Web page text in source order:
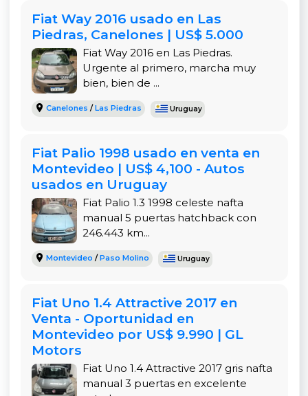
Estos elementos permiten que la Fiorino cumpla
con las normativas vigentes, brindando confianza
y tranquilidad en cada viaje.
La aliada perfecta para emprendedores y
empresas
La Fiat Fiorino se destaca por ser un vehículo
económico, confiable y pensado para el trabajo
diseño práctico la convierten en la furgoneta
perfecta para quienes buscan eficiencia y
rendimiento.
Además, su tamaño compacto la hace ideal para
ciudades como Montevideo, Maldonado o
cualquier localidad uruguaya donde la
maniobrabilidad y el espacio son clave para el día
Permuta
✅ Se acepta vehículo en parte de pago,
facilitando la adquisición de esta Fiorino para
quienes desean renovar su flota o empezar su
negocio con una herramienta confiable.
Fiat Way 2016 usado en Las
Piedras, Canelones | US$ 5.000
Fiat Way 2016 en Las Piedras.
Urgente al primero, marcha muy
bien, bien de ...
Canelones /Las Piedras Uruguay
Fiat Palio 1998 usado en venta en
Montevideo | US$ 4,100 - Autos
usados en Uruguay
Fiat Palio 1.3 1998 celeste nafta
manual 5 puertas hatchback con
246.443 km...
Montevideo /Paso Molino Uruguay
Fiat Uno 1.4 Attractive 2017 en
Venta - Oportunidad en
Montevideo por US$ 9.990 | GL
Motors
Fiat Uno 1.4 Attractive 2017 gris nafta
manual 3 puertas en excelente